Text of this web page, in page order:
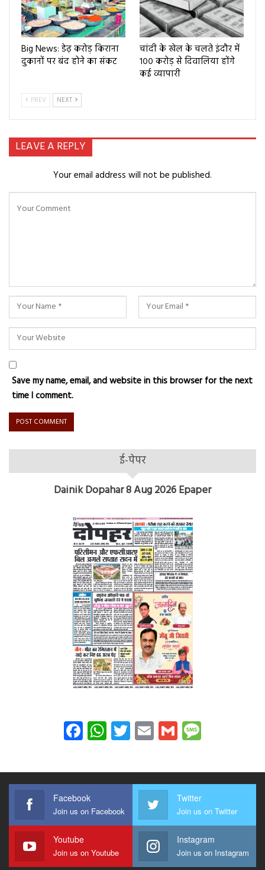
Big News: डेढ़ करोड़ किराना
दुकानों पर बंद होने का संकट
चांदी के खेल के चलते इंदौर में
१०० करोड़ से दिवालिया होंगे
कई व्यापारी
PREV NEXT
LEAVE A REPLY
Your email address will not be published.
Save my name, email, and website in this browser for the next
time I comment.
ई-पेपर
Dainik Dopahar 8 Aug 2026 Epaper
Facebook
WhatsApp
Twitter
EmailGmail
Facebook
Join us on Facebook
Twitter
Join us on Twitter
Youtube
Join us on Youtube
Instagram
Join us on Instagram